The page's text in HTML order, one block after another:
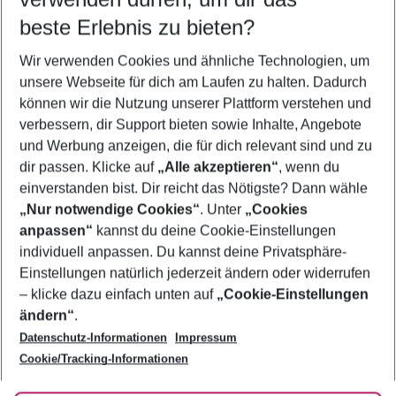
5-8 Nächte
2 Erwachsene Keine Kinder
Mehr Filter anzeigen
Footer
Footer navigation
Über uns
AGB
Bestpreisgarantie
Cookie-Einstellungen ändern
Cookie-Richtlinie
Agenturbetreuung
Barrierefreies Reisen
Folge uns
beste Erlebnis zu bieten?
Wir verwenden Cookies und ähnliche Technologien, um
unsere Webseite für dich am Laufen zu halten. Dadurch
können wir die Nutzung unserer Plattform verstehen und
verbessern, dir Support bieten sowie Inhalte, Angebote
und Werbung anzeigen, die für dich relevant sind und zu
dir passen. Klicke auf „Alle akzeptieren“, wenn du
einverstanden bist. Dir reicht das Nötigste? Dann wähle
„Nur notwendige Cookies“. Unter „Cookies
anpassen“ kannst du deine Cookie-Einstellungen
individuell anpassen. Du kannst deine Privatsphäre-
Einstellungen natürlich jederzeit ändern oder widerrufen
– klicke dazu einfach unten auf „Cookie-Einstellungen
ändern“.
Datenschutz-Informationen
Impressum
Cookie/Tracking-Informationen